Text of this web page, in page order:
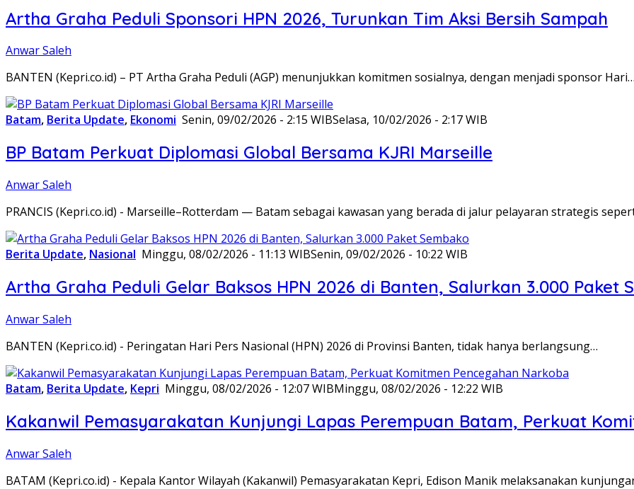
Artha Graha Peduli Sponsori HPN 2026, Turunkan Tim Aksi Bersih Sampah
Anwar Saleh
BANTEN (Kepri.co.id) – PT Artha Graha Peduli (AGP) menunjukkan komitmen sosialnya, dengan menjadi sponsor Hari…
Batam, Berita Update, Ekonomi Senin, 09/02/2026 - 2:15 WIBSelasa, 10/02/2026 - 2:17 WIB
BP Batam Perkuat Diplomasi Global Bersama KJRI Marseille
Anwar Saleh
PRANCIS (Kepri.co.id) - Marseille–Rotterdam — Batam sebagai kawasan yang berada di jalur pelayaran strategis
Berita Update, Nasional Minggu, 08/02/2026 - 11:13 WIBSenin, 09/02/2026 - 10:22 WIB
Artha Graha Peduli Gelar Baksos HPN 2026 di Banten, Salurkan 3.000 Paket
Anwar Saleh
BANTEN (Kepri.co.id) - Peringatan Hari Pers Nasional (HPN) 2026 di Provinsi Banten, tidak hanya berlangsung…
Batam, Berita Update, Kepri Minggu, 08/02/2026 - 12:07 WIBMinggu, 08/02/2026 - 12:22 WIB
Kakanwil Pemasyarakatan Kunjungi Lapas Perempuan Batam, Perkuat
Anwar Saleh
BATAM (Kepri.co.id) - Kepala Kantor Wilayah (Kakanwil) Pemasyarakatan Kepri, Edison Manik melaksanakan